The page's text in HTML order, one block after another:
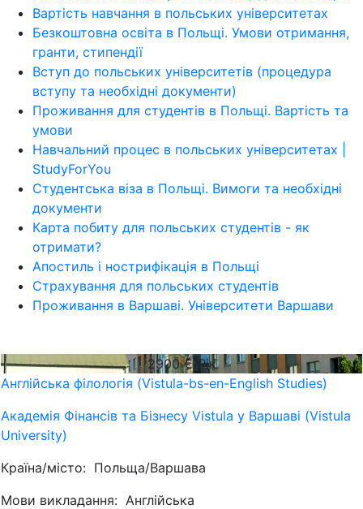
Вартість навчання в польських університетах
Безкоштовна освіта в Польщі. Умови отримання,
гранти, стипендії
Вступ до польських університетів (процедура
вступу та необхідні документи)
Проживання для студентів в Польщі. Вартість та
умови
Навчальний процес в польських університетах |
StudyForYou
Студентська віза в Польщі. Вимоги та необхідні
документи
Карта побиту для польських студентів - як
отримати?
Апостиль і нострифікація в Польщі
Страхування для польських студентів
Проживання в Варшаві. Університети Варшави
2900€/Рік
Англійська філологія (Vistula-bs-en-English Studies)
Академія Фінансів та Бізнесу Vistula у Варшаві (Vistula
University)
Країна/місто: Польща/Варшава
Мови викладання: Англійська